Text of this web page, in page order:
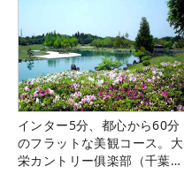
インター5分、都心から60分
のフラットな美観コース。大
栄カントリー俱楽部（千葉